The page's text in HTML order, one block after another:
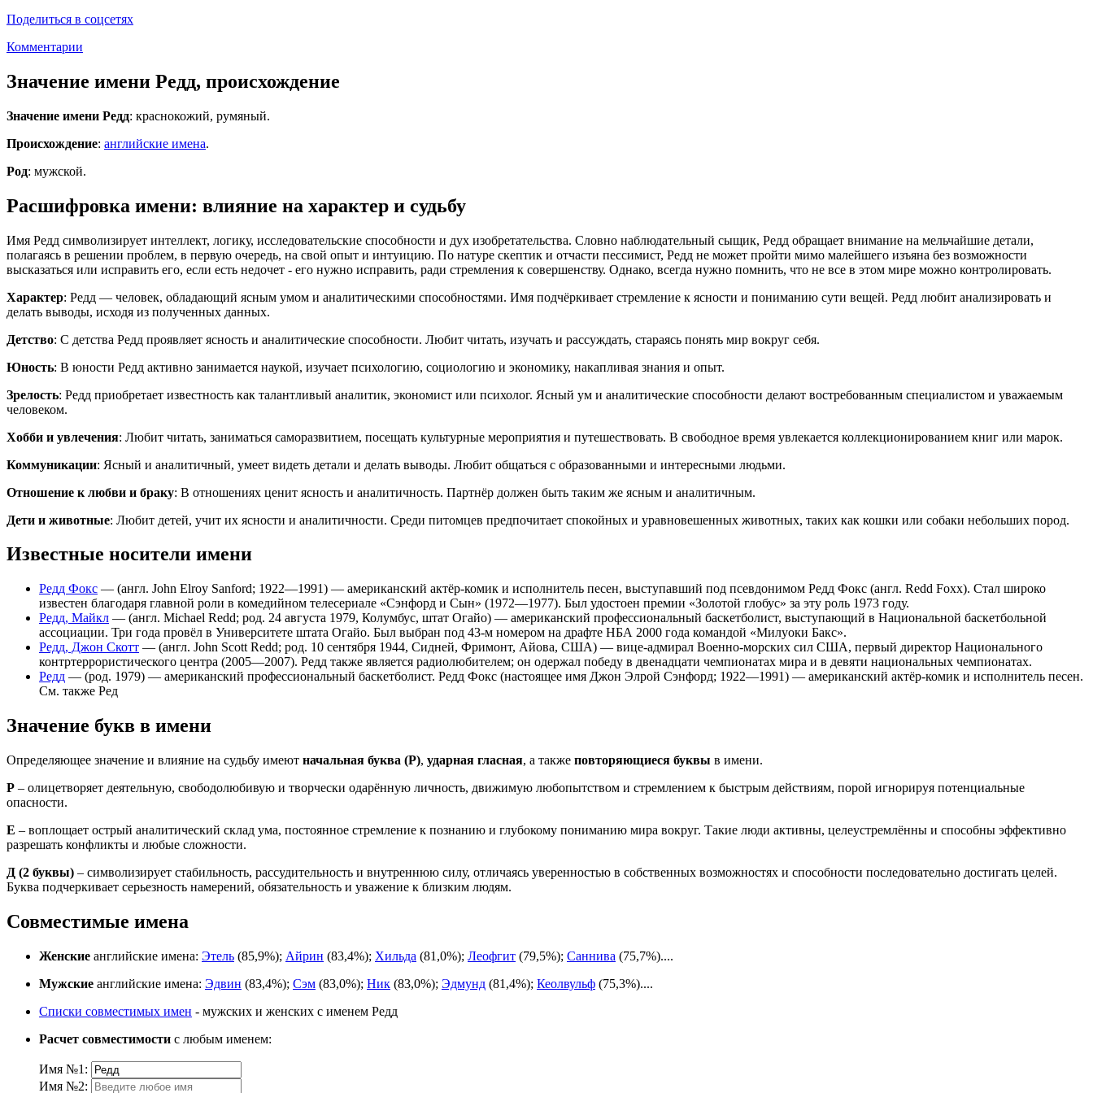
Поделиться в соцсетях
Комментарии
Значение имени Редд, происхождение
Значение имени Редд: краснокожий, румяный.
Происхождение: английские имена.
Род: мужской.
Расшифровка имени: влияние на характер и судьбу
Имя Редд символизирует интеллект, логику, исследовательские способности и дух изобретательства. Словно наблюдательный сыщик, Редд обращает внимание на мельчайшие детали,
полагаясь в решении проблем, в первую очередь, на свой опыт и интуицию. По натуре скептик и отчасти пессимист, Редд не может пройти мимо малейшего изъяна без возможности
высказаться или исправить его, если есть недочет - его нужно исправить, ради стремления к совершенству. Однако, всегда нужно помнить, что не все в этом мире можно контролировать.
Характер: Редд — человек, обладающий ясным умом и аналитическими способностями. Имя подчёркивает стремление к ясности и пониманию сути вещей. Редд любит анализировать и
делать выводы, исходя из полученных данных.
Детство: С детства Редд проявляет ясность и аналитические способности. Любит читать, изучать и рассуждать, стараясь понять мир вокруг себя.
Юность: В юности Редд активно занимается наукой, изучает психологию, социологию и экономику, накапливая знания и опыт.
Зрелость: Редд приобретает известность как талантливый аналитик, экономист или психолог. Ясный ум и аналитические способности делают востребованным специалистом и уважаемым
человеком.
Хобби и увлечения: Любит читать, заниматься саморазвитием, посещать культурные мероприятия и путешествовать. В свободное время увлекается коллекционированием книг или марок.
Коммуникации: Ясный и аналитичный, умеет видеть детали и делать выводы. Любит общаться с образованными и интересными людьми.
Отношение к любви и браку: В отношениях ценит ясность и аналитичность. Партнёр должен быть таким же ясным и аналитичным.
Дети и животные: Любит детей, учит их ясности и аналитичности. Среди питомцев предпочитает спокойных и уравновешенных животных, таких как кошки или собаки небольших пород.
Известные носители имени
Редд Фокс — (англ. John Elroy Sanford; 1922—1991) — американский актёр-комик и исполнитель песен, выступавший под псевдонимом Редд Фокс (англ. Redd Foxx). Стал широко
известен благодаря главной роли в комедийном телесериале «Сэнфорд и Сын» (1972—1977). Был удостоен премии «Золотой глобус» за эту роль 1973 году.
Редд, Майкл — (англ. Michael Redd; род. 24 августа 1979, Колумбус, штат Огайо) — американский профессиональный баскетболист, выступающий в Национальной баскетбольной
ассоциации. Три года провёл в Университете штата Огайо. Был выбран под 43-м номером на драфте НБА 2000 года командой «Милуоки Бакс».
Редд, Джон Скотт — (англ. John Scott Redd; род. 10 сентября 1944, Сидней, Фримонт, Айова, США) — вице-адмирал Военно-морских сил США, первый директор Национального
контртеррористического центра (2005—2007). Редд также является радиолюбителем; он одержал победу в двенадцати чемпионатах мира и в девяти национальных чемпионатах.
Редд — (род. 1979) — американский профессиональный баскетболист. Редд Фокс (настоящее имя Джон Элрой Сэнфорд; 1922—1991) — американский актёр-комик и исполнитель песен.
См. также Ред
Значение букв в имени
Определяющее значение и влияние на судьбу имеют начальная буква (Р), ударная гласная, а также повторяющиеся буквы в имени.
Р – олицетворяет деятельную, свободолюбивую и творчески одарённую личность, движимую любопытством и стремлением к быстрым действиям, порой игнорируя потенциальные
опасности.
Е – воплощает острый аналитический склад ума, постоянное стремление к познанию и глубокому пониманию мира вокруг. Такие люди активны, целеустремлённы и способны эффективно
разрешать конфликты и любые сложности.
Д (2 буквы) – символизирует стабильность, рассудительность и внутреннюю силу, отличаясь уверенностью в собственных возможностях и способности последовательно достигать целей.
Буква подчеркивает серьезность намерений, обязательность и уважение к близким людям.
Совместимые имена
Женские английские имена: Этель (85,9%); Айрин (83,4%); Хильда (81,0%); Леофгит (79,5%); Саннива (75,7%)....
Мужские английские имена: Эдвин (83,4%); Сэм (83,0%); Ник (83,0%); Эдмунд (81,4%); Кеолвульф (75,3%)....
Списки совместимых имен - мужских и женских с именем Редд
Расчет совместимости с любым именем:
Имя №1:
Имя №2: